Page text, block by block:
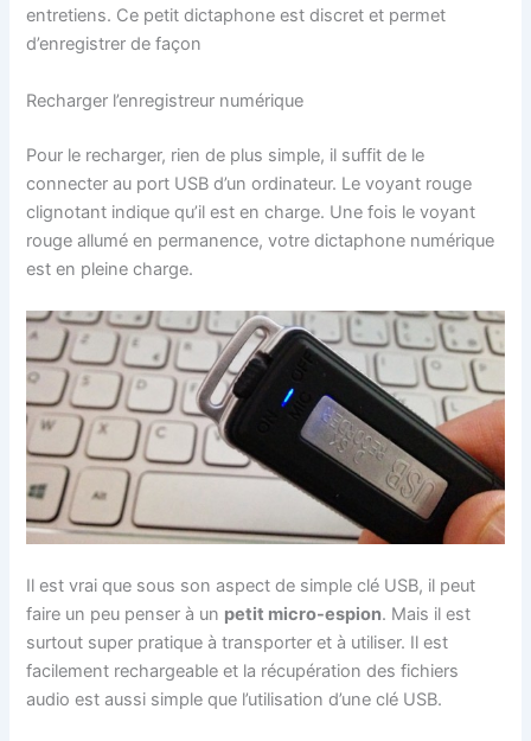
entretiens. Ce petit dictaphone est discret et permet
d’enregistrer de façon
Recharger l’enregistreur numérique
Pour le recharger, rien de plus simple, il suffit de le
connecter au port USB d’un ordinateur. Le voyant rouge
clignotant indique qu’il est en charge. Une fois le voyant
rouge allumé en permanence, votre dictaphone numérique
est en pleine charge.
Il est vrai que sous son aspect de simple clé USB, il peut
faire un peu penser à un petit micro-espion. Mais il est
surtout super pratique à transporter et à utiliser. Il est
facilement rechargeable et la récupération des fichiers
audio est aussi simple que l’utilisation d’une clé USB.